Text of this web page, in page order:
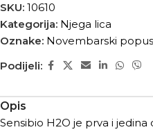
SKU: 10610
Kategorija: Njega lica
Oznake: Novembarski
Podijeli:
Opis
Sensibio H2O je prva i